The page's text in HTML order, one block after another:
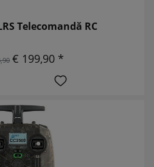
Telecomandă RC
€ 199,90 *